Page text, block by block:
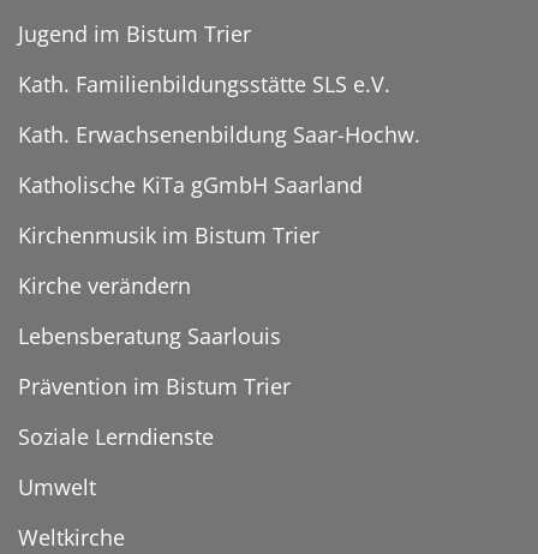
Jugend im Bistum Trier
Kath. Familienbildungsstätte SLS e.V.
Kath. Erwachsenenbildung Saar-Hochw.
Katholische KiTa gGmbH Saarland
Kirchenmusik im Bistum Trier
Kirche verändern
Lebensberatung Saarlouis
Prävention im Bistum Trier
Soziale Lerndienste
Umwelt
Weltkirche